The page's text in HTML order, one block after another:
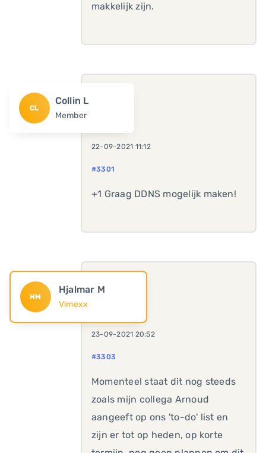
makkelijk zijn.
CL
Collin L
Member
22-09-2021 11:12
#3301
+1 Graag DDNS mogelijk maken!
HM
Hjalmar M
Vimexx
23-09-2021 20:52
#3303
Momenteel staat dit nog steeds
zoals mijn collega Arnoud
aangeeft op ons 'to-do' list en
zijn er tot op heden, op korte